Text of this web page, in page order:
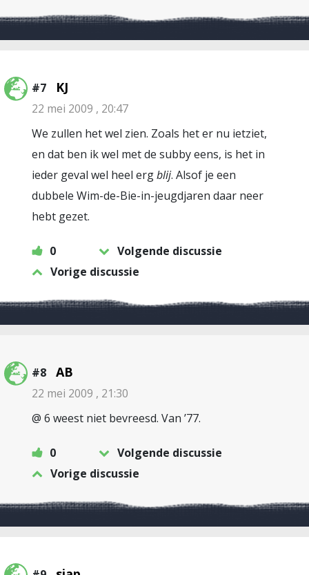
#7 KJ
22 mei 2009 , 20:47
We zullen het wel zien. Zoals het er nu ietziet,
en dat ben ik wel met de subby eens, is het in
ieder geval wel heel ergblij. Alsof je een
dubbele Wim-de-Bie-in-jeugdjaren daar neer
hebt gezet.
0
Volgende discussie
Vorige discussie
#8 AB
22 mei 2009 , 21:30
@ 6 weest niet bevreesd. Van ’77.
0
Volgende discussie
Vorige discussie